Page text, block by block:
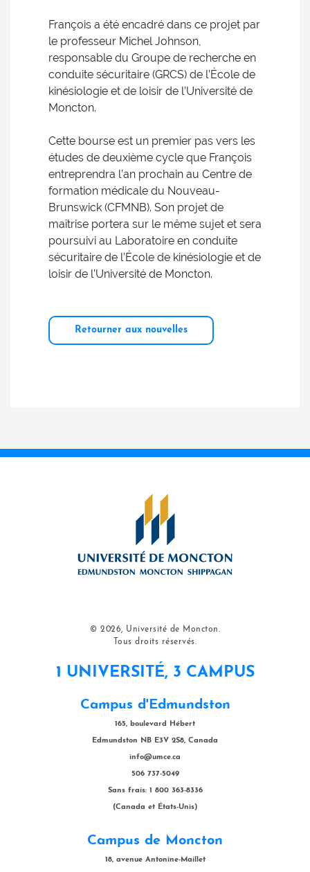
François a été encadré dans ce projet par
le professeur Michel Johnson,
responsable du Groupe de recherche en
conduite sécuritaire (GRCS) de l’École de
kinésiologie et de loisir de l’Université de
Moncton.
Cette bourse est un premier pas vers les
études de deuxième cycle que François
entreprendra l’an prochain au Centre de
formation médicale du Nouveau-
Brunswick (CFMNB). Son projet de
maîtrise portera sur le même sujet et sera
poursuivi au Laboratoire en conduite
sécuritaire de l’École de kinésiologie et de
loisir de l’Université de Moncton.
Retourner aux nouvelles
© 2026, Université de Moncton.
Tous droits réservés.
1 UNIVERSITÉ, 3 CAMPUS
Campus d'Edmundston
165, boulevard Hébert
Edmundston NB E3V 2S8, Canada
info@umce.ca
506 737-5049
Sans frais: 1 800 363-8336
(Canada et États-Unis)
Campus de Moncton
18, avenue Antonine-Maillet